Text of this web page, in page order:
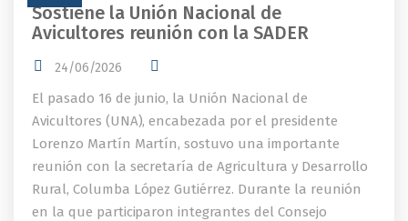
Sostiene la Unión Nacional de
Avicultores reunión con la SADER
24/06/2026
El pasado 16 de junio, la Unión Nacional de
Avicultores (UNA), encabezada por el presidente
Lorenzo Martín Martín, sostuvo una importante
reunión con la secretaría de Agricultura y Desarrollo
Rural, Columba López Gutiérrez. Durante la reunión
en la que participaron integrantes del Consejo